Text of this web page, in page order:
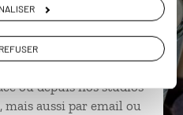
votre itinéraire au plus
la réalité du pays.
ou depuis nos studios
mais aussi par email ou